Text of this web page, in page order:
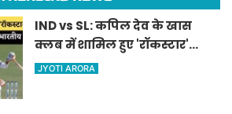
IND vs SL: कपिल देव के खास
क्लब में शामिल हुए 'रॉकस्टार'
जडेजा, ऐसा करने वाले बने मात्र
JYOTI ARORA